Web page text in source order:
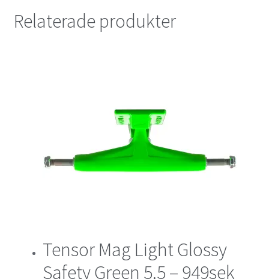
Relaterade produkter
Tensor Mag Light Glossy
Safety Green 5.5 – 949sek